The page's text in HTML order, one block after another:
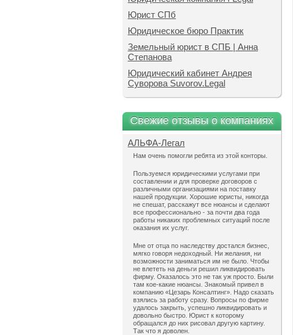
Юрист СПб
Юридическое бюро Практик
Земельный юрист в СПБ | Анна
Степанова
Юридический кабинет Андрея
Суворова Suvorov.Legal
Свежие отзывы о компаниях
АЛЬФА-Легал
Нам очень помогли ребята из этой конторы.
Пользуемся юридическими услугами при
составлении и для проверке договоров с
различными организациями на поставку
нашей продукции. Хорошие юристы, никогда
не спешат, расскажут все нюансы и сделают
все профессионально - за почти два года
работы никаких проблемных ситуаций после
оказания их услуг.
Мне от отца по наследству достался бизнес,
мягко говоря недоходный. Ни желания, ни
возможности заниматься им не было. Чтобы
не влететь на деньги решил ликвидировать
фирму. Оказалось это не так уж просто. Были
там кое-какие нюансы. Знакомый привел в
компанию «Цезарь Консалтинг». Надо сказать
взялись за работу сразу. Вопросы по фирме
удалось закрыть, успешно ликвидировать и
довольно быстро. Юрист к которому
обращался до них рисовал другую картину.
Так что я доволен.